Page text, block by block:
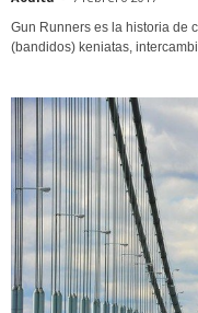
Gun Runners es la historia de
(bandidos) keniatas,